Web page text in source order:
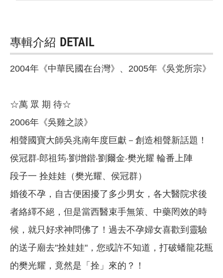
專輯介紹 DETAIL
2004年《中華民國在台灣》、2005年《吳党所宗》
☆萬 眾 期 待☆
2006年《吳雞之談》
相聲國寶大師吳兆南年度巨獻－創造相聲新話題！
侯冠群‧郎祖筠‧劉增鍇‧劉爾金‧樊光耀 輪番上陣
段子一 拴娃娃（樊光耀、侯冠群）
婚後不孕，自古便困擾了多少男女，各大醫院求後
者絡繹不絕，但是當西醫束手無策、中藥罔效的時
候，就只好求神問佛了！過去不孕婦女喜歡到靈驗
的送子廟去"拴娃娃"，您或許不知道，打破蟠龍花瓶
的樊光耀，竟然是「拴」來的？！